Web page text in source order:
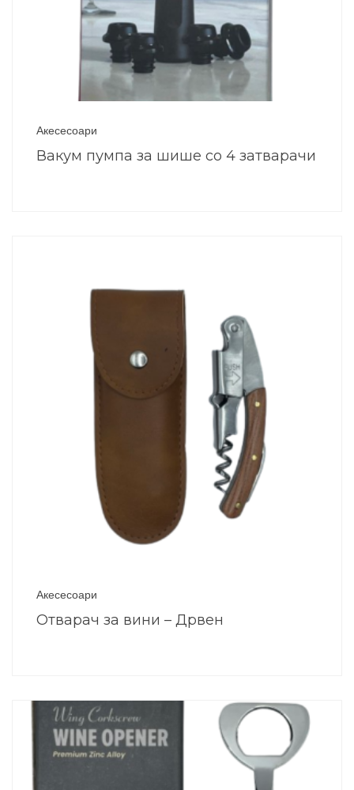
Акесесоари
Вакум пумпа за шише со 4 затварачи
Акесесоари
Отварач за вини – Дрвен